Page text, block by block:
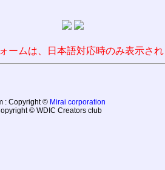
ームは、日本語対応時のみ表示さ
: Copyright © Mirai corporation
© WDIC Creators club